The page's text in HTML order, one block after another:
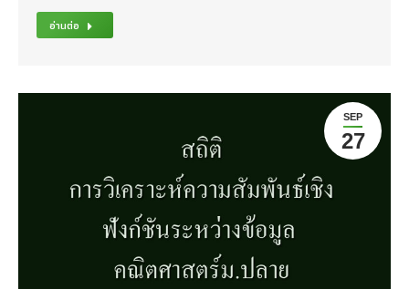
อ่านต่อ
SEP
27